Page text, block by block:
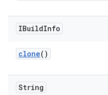
IBuildInfo
clone()
String